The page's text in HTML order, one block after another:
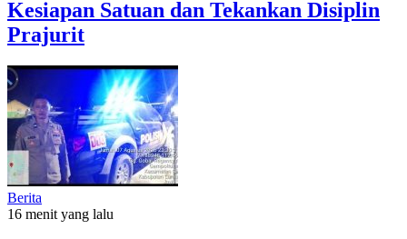
Kesiapan Satuan dan Tekankan Disiplin
Prajurit
Berita
16 menit yang lalu